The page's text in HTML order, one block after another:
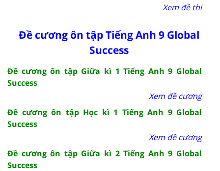
Xem đề thi
Đề cương ôn tập Tiếng Anh 9 Global
Success
Đề cương ôn tập Giữa kì 1 Tiếng Anh 9 Global
Success
Xem đề cương
Đề cương ôn tập Học kì 1 Tiếng Anh 9 Global
Success
Xem đề cương
Đề cương ôn tập Giữa kì 2 Tiếng Anh 9 Global
Success